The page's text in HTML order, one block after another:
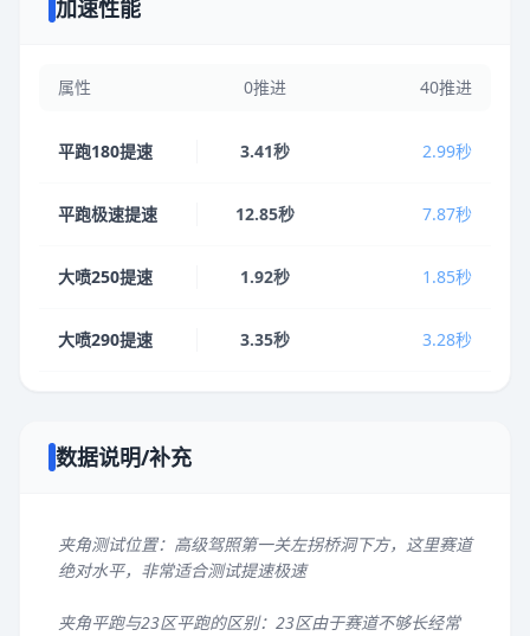
加速性能
属性 0推进 40推进
平跑180提速 3.41秒 2.99秒
平跑极速提速 12.85秒 7.87秒
大喷250提速 1.92秒 1.85秒
大喷290提速 3.35秒 3.28秒
数据说明/补充
夹角测试位置：高级驾照第一关左拐桥洞下方，这里赛道
绝对水平，非常适合测试提速极速
夹角平跑与23区平跑的区别：23区由于赛道不够长经常